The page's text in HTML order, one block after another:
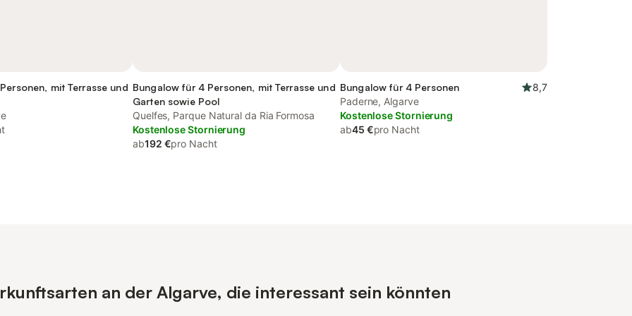
mit Terrasse und Bungalow für 4 Personen, mit Terrasse und
Garten sowie Pool
Quelfes, Parque Natural da Ria Formosa
Kostenlose Stornierung
ab192 €pro Nacht
Bungalow für 4 Personen
8,7
Paderne, Algarve
Kostenlose Stornierung
ab45 €pro Nacht
an der Algarve, die interessant sein könnten